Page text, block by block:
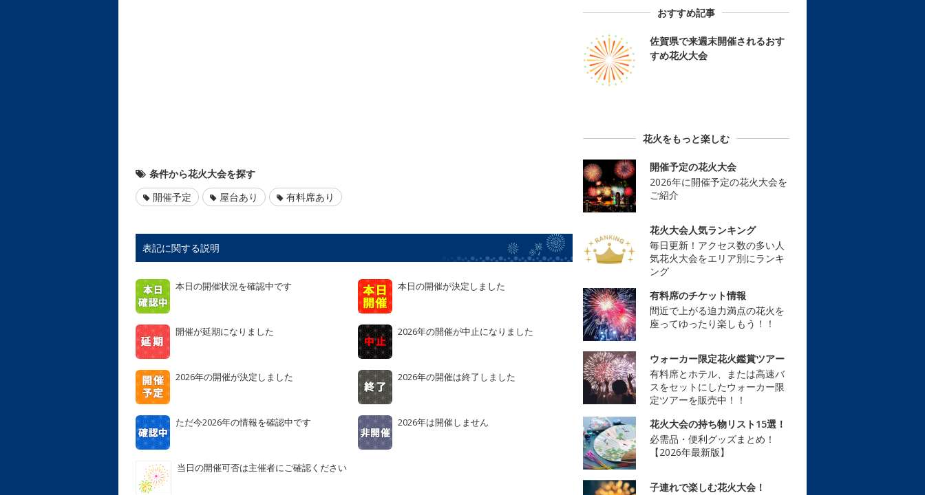
条件から花火大会を探す
開催予定
屋台あり 有料席あり
表記に関する説明
本日の開催状況を確認中です 本日の開催が決定しました
開催が延期になりました 2026年の開催が中止になりました
2026年の開催が決定しました 2026年の開催は終了しました
ただ今2026年の情報を確認中です 2026年は開催しません
当日の開催可否は主催者にご確認ください
おすすめ記事
佐賀県で来週末開催されるおす
すめ花火大会
花火をもっと楽しむ
開催予定の花火大会
2026年に開催予定の花火大会を
ご紹介
花火大会人気ランキング
毎日更新！アクセス数の多い人
気花火大会をエリア別にランキ
ング
有料席のチケット情報
間近で上がる迫力満点の花火を
座ってゆったり楽しもう！！
ウォーカー限定花火鑑賞ツアー
有料席とホテル、または高速バ
スをセットにしたウォーカー限
定ツアーを販売中！！
花火大会の持ち物リスト15選！
必需品・便利グッズまとめ！
【2026年最新版】
子連れで楽しむ花火大会！